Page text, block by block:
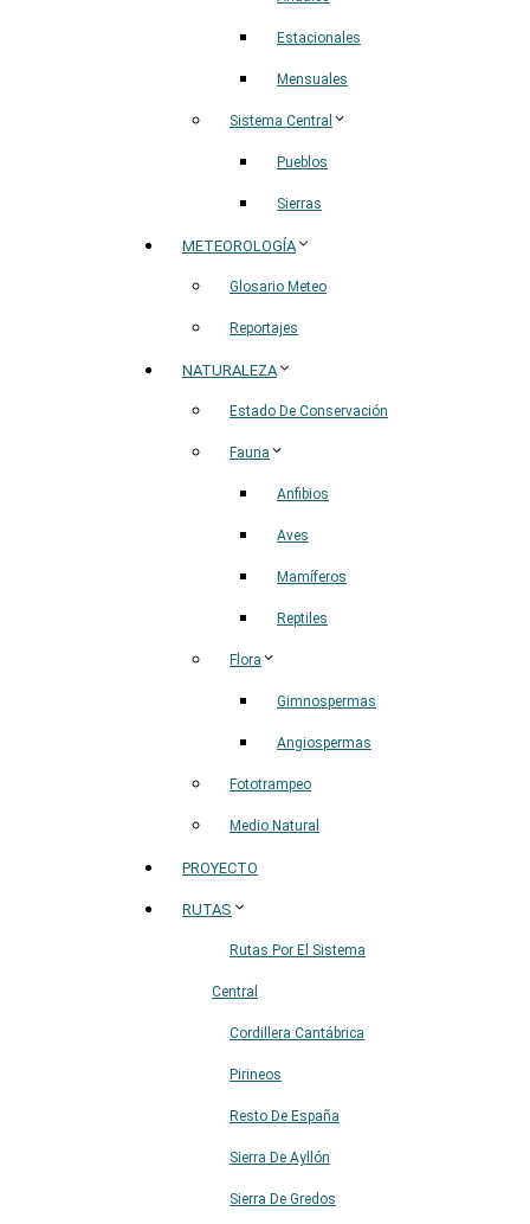
Estacionales
Mensuales
Sistema Central
Pueblos
Sierras
METEOROLOGÍA
Glosario Meteo
Reportajes
NATURALEZA
Estado De Conservación
Fauna
Anfibios
Aves
Mamíferos
Reptiles
Flora
Gimnospermas
Angiospermas
Fototrampeo
Medio Natural
PROYECTO
RUTAS
Rutas Por El Sistema
Central
Cordillera Cantábrica
Pirineos
Resto De España
Sierra De Ayllón
Sierra De Gredos